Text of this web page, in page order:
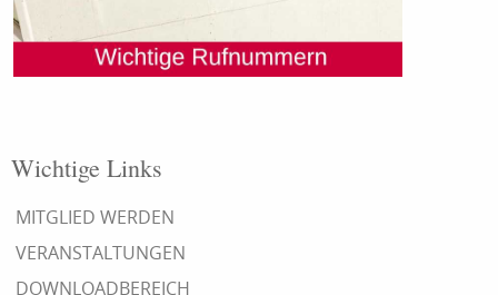
Wichtige Links
MITGLIED WERDEN
VERANSTALTUNGEN
DOWNLOADBEREICH